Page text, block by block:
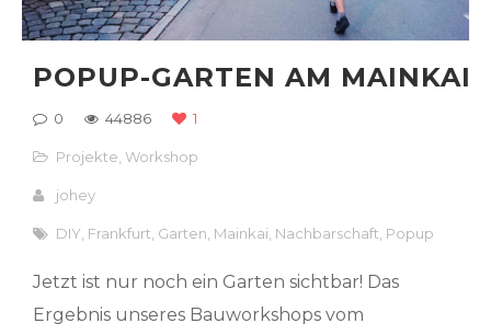
POPUP-GARTEN AM MAINKAI
0 44886 1
Projekte ,Workshop
johey
DIY Frankfurt Garten Mainkai Nachbarschaft Popup
Jetzt ist nur noch ein Garten sichtbar! Das
Ergebnis unseres Bauworkshops vom